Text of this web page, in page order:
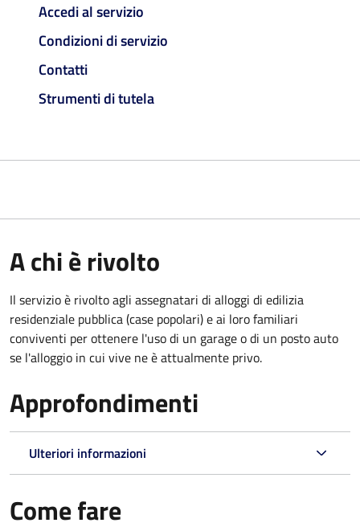
Accedi al servizio
Condizioni di servizio
Contatti
Strumenti di tutela
A chi è rivolto
Il servizio è rivolto agli assegnatari di alloggi di edilizia
residenziale pubblica (case popolari) e ai loro familiari
conviventi per ottenere l'uso di un garage o di un posto auto
se l'alloggio in cui vive ne è attualmente privo.
Approfondimenti
Ulteriori informazioni
Come fare